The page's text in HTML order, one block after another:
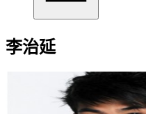
李治延